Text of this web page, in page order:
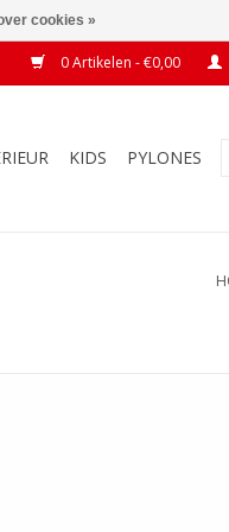
0 Artikelen - €0,00
KIDS PYLONES
cookies »